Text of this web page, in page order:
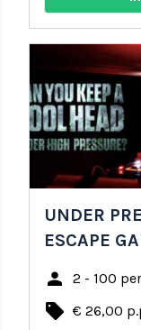
UNDER
ESCAPE
person 2 - 100
local_offer € 26,00